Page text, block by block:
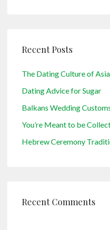
Recent Posts
The Dating Culture of Asia
Dating Advice for Sugar
Balkans Wedding
You’re Meant to be
Hebrew Ceremony
Recent Comments